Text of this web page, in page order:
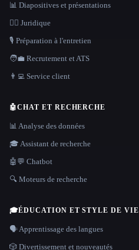
📊 Diapositives et présentations
👩‍⚖️ Juridique
🎙️ Préparation à l'entretien
🧑‍💼 Recrutement et ATS
👨‍💻 Service client
🤖CHAT ET RECHERCHE
📊 Analyse des données
🎓 Assistant de recherche
🤖💬 Chatbot
🔍 Moteurs de recherche
🎓ÉDUCATION ET STYLE DE VIE
🗣️ Apprentissage des langues
🎲 Divertissement et nouveautés